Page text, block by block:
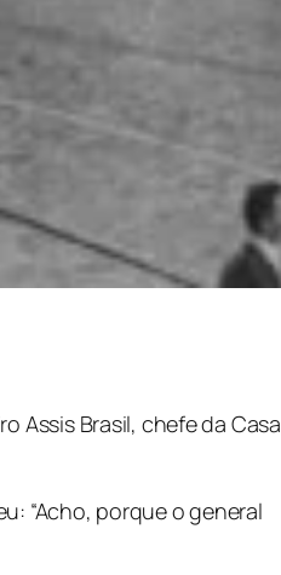
Assis Brasil, chefe da Casa
“Acho, porque o general